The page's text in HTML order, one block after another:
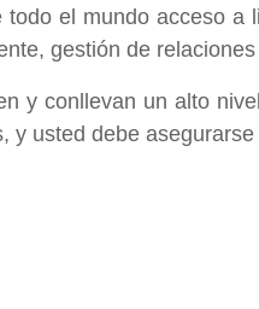
el mundo acceso
gestión de
y conllevan un alto
usted debe